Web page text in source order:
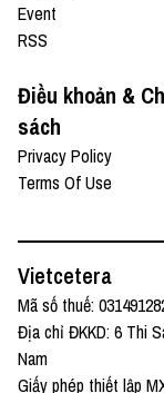
Event
RSS
Điều khoản &
sách
Privacy Policy
Terms Of Use
Vietcetera
Mã số thuế:
Địa chỉ ĐKKD: 6 Thi
Nam
Giấy phép thiết lập